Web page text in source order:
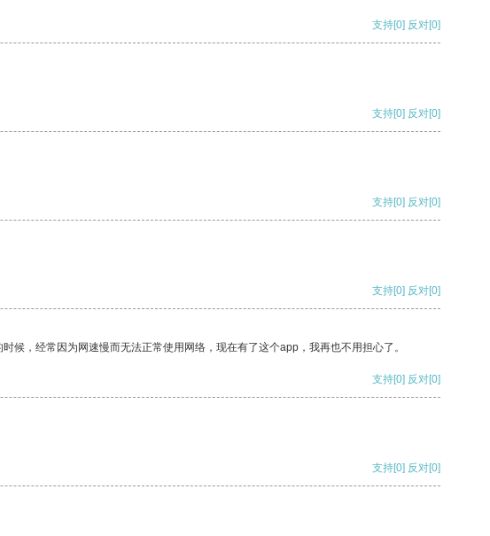
支持[0] 反对[0]
支持[0] 反对[0]
支持[0] 反对[0]
支持[0] 反对[0]
，经常因为网速慢而无法正常使用网络，现在有了这个app，我再也不用担心了。
支持[0] 反对[0]
支持[0] 反对[0]